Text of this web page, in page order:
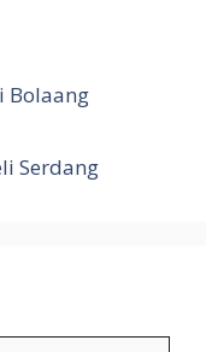
Bolaang
Serdang